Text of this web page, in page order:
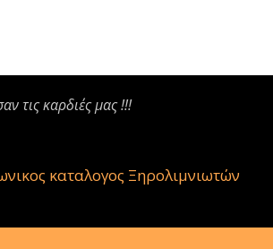
τις καρδιές μας !!!
καταλογος Ξηρολιμνιωτών